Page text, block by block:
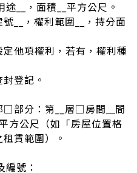
__，面積__平方公尺。
號__，權利範圍__，持分面
他項權利，若有，權利種
登記。
□部分：第__層□房間
間
方公尺（如「房屋位置格
賃範圍）。
編號：